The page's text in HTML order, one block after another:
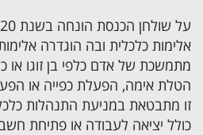
אלימות כלכלית ובה הוגדרה
מתמשכת של אדם כלפי בן זוגו
הטלת אימה, הפעלת כפייה או
זו מתבטאת במניעת התנהלות
כולל יציאה לעבודה או פתיחת